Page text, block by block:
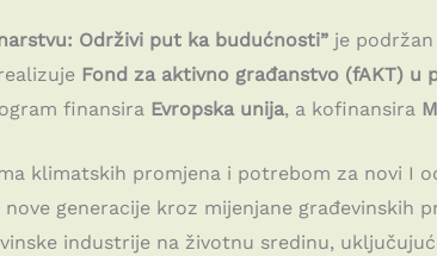
Održivi put ka budućnosti”je podržan
Fond za aktivno građanstvo (fAKT) u
finansira Evropska unija, a kofinansira
klimatskih promjena i potrebom za novi I
generacije kroz mijenjane građevinskih
industrije na životnu sredinu,